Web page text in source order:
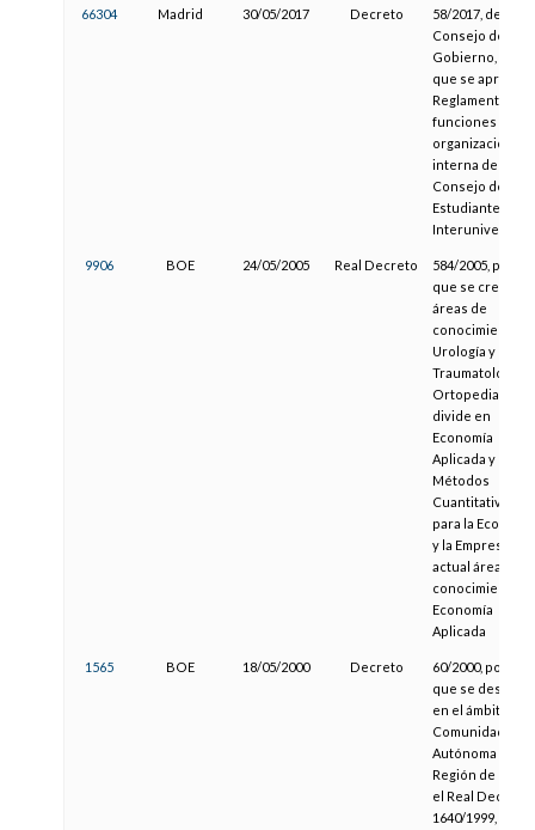
66304 Madrid 30/05/2017 Decreto
58/2017, del
Consejo de
Gobierno, por el
que se aprueba
Reglamento de
funciones y
organización
interna del
Consejo de
Estudiantes
9906 BOE 24/05/2005 Real Decreto
584/2005, por el
que se crean las
áreas de
conocimiento
Urología y de
Traumatología y
Ortopedia, y se
divide en
Economía
Aplicada y en
Métodos
Cuantitativos
para la
y la Empresa la
actual área de
conocimiento
Economía
Aplicada
1565 BOE 18/05/2000 Decreto
60/2000, por el
que se
en el ámbito de
Comunidad
Autónoma de la
Región de
el Real Decreto
1640/1999, de 22